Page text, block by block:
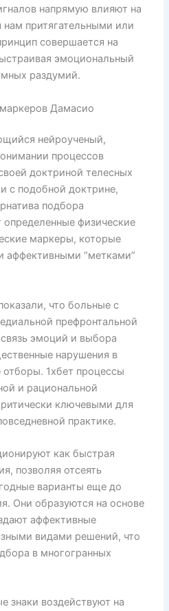
напрямую влияют на
нам притягательными или
совершается на
эмоциональный
раздумий.
Дамасио
нейроученый,
процессов
доктриной телесных
с подобной доктрине,
подбора
физические
маркеры, которые
аффективными “метками”
что больные с
префронтальной
эмоций и выбора
нарушения в
1хбет процессы
и рациональной
ключевыми для
практике.
как быстрая
позволяя отсеять
варианты еще до
Они образуются на основе
аффективные
видами решений, что
в многогранных
знаки воздействуют на